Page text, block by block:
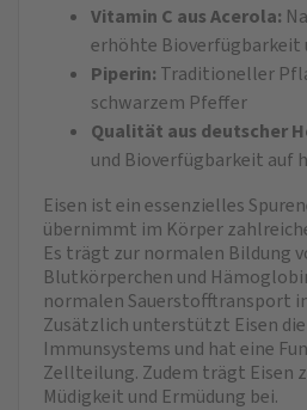
Vitamin C aus Acerola:
erhöhte Bioverfügbarkeit
Piperin: Traditioneller
schwarzem Pfeffer
Qualität aus deutscher
und Bioverfügbarkeit auf
Eisen ist ein essenzielles
übernimmt im Körper
Es trägt zur normalen Bildung
Blutkörperchen und
normalen Sauerstofftransport
Zusätzlich unterstützt Eisen
Immunsystems und hat eine
Zellteilung. Zudem trägt Eisen
Müdigkeit und Ermüdung bei.